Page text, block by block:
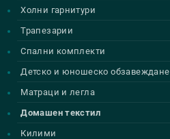
Холни гарнитури
Трапезарии
Спални комплекти
Детско и юношеско обзавеждане
Матраци и легла
Домашен текстил
Килими